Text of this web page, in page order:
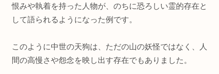
恨みや執着を持った人物が、のちに恐ろしい霊的存在と
して語られるようになった例です。
このように中世の天狗は、ただの山の妖怪ではなく、人
間の高慢さや怨念を映し出す存在でもありました。